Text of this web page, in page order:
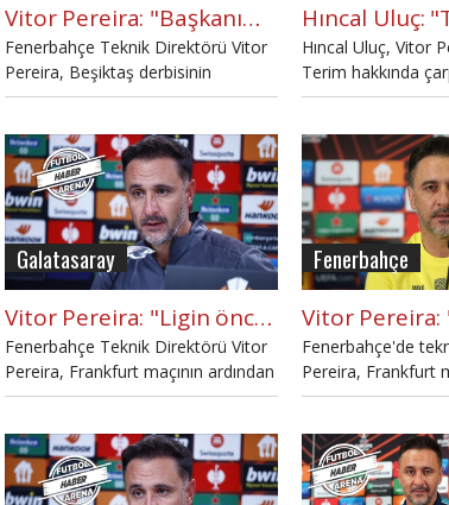
Vitor Pereira: "Başkanımız bu tepkileri hak etmiyor"
Fenerbahçe Teknik Direktörü Vitor
Pereira, Beşiktaş derbisinin
ardından açıklamalarda bulundu.
Hıncal Uluç, Vitor
Terim hakkında
yaptı.
Galatasaray
Vitor Pereira: "Ligin öncelik olması kulübün tercihi"
Fenerbahçe Teknik Direktörü Vitor
Pereira, Frankfurt maçının ardından
açıklamalarda bulundu.
Fenerbahçe
Fenerbahçe'de
Pereira, Frankfurt
açıklamalarda